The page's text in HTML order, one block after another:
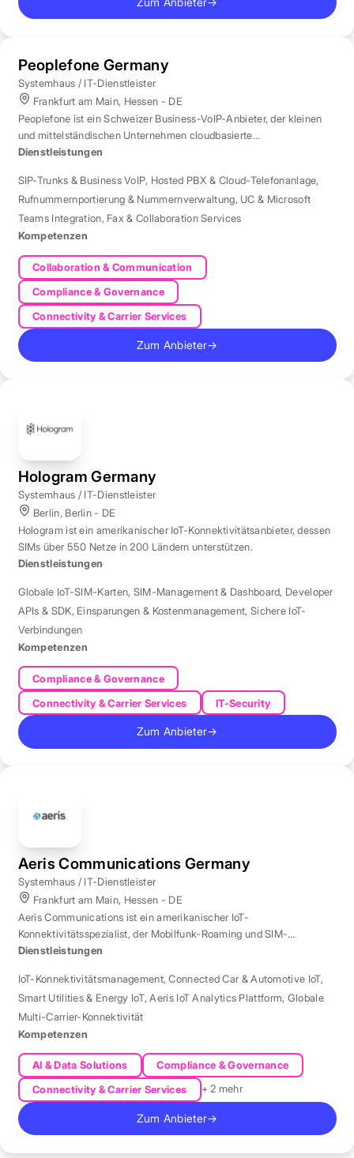
Peoplefone Germany
Systemhaus / IT-Dienstleister
Frankfurt am Main, Hessen - DE
Peoplefone ist ein Schweizer Business-VoIP-Anbieter, der kleinen
und mittelständischen Unternehmen cloudbasierte
Telefonielösungen bietet.
Dienstleistungen
SIP-Trunks & Business VoIP, Hosted PBX & Cloud-Telefonanlage,
Rufnummernportierung & Nummernverwaltung, UC & Microsoft
Teams Integration, Fax & Collaboration Services
Kompetenzen
Collaboration & Communication
Compliance & Governance
Connectivity & Carrier Services
Zum Anbieter→
Hologram Germany
Systemhaus / IT-Dienstleister
Berlin, Berlin - DE
Hologram ist ein amerikanischer IoT-Konnektivitätsanbieter, dessen
SIMs über 550 Netze in 200 Ländern unterstützen.
Dienstleistungen
Globale IoT-SIM-Karten, SIM-Management & Dashboard, Developer
APIs & SDK, Einsparungen & Kostenmanagement, Sichere IoT-
Verbindungen
Kompetenzen
Compliance & Governance
Connectivity & Carrier Services
IT-Security
Zum Anbieter→
Aeris Communications Germany
Systemhaus / IT-Dienstleister
Frankfurt am Main, Hessen - DE
Aeris Communications ist ein amerikanischer IoT-
Konnektivitätsspezialist, der Mobilfunk-Roaming und SIM-
Management in über 190 Ländern verwaltet.
Dienstleistungen
IoT-Konnektivitätsmanagement,Connected Car & Automotive IoT,
Smart Utilities & Energy IoT,Aeris IoT Analytics Plattform, Globale
Multi-Carrier-Konnektivität
Kompetenzen
AI & Data Solutions
Compliance & Governance
Connectivity & Carrier Services
+ 2 mehr
Zum Anbieter→